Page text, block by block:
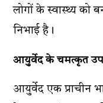
लोगों के स्वास्थ्य को
निभाई है।
आयुर्वेद के चमत्कृत
आयुर्वेद एक प्राचीन